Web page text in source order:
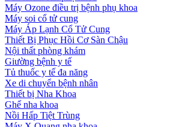
Máy Ozone điều trị bệnh phụ khoa
Máy soi cổ tử cung
Máy Áp Lạnh Cổ Tử Cung
Thiết Bị Phục Hồi Cơ Sàn Chậu
Nội thất phòng khám
Giường bệnh y tế
Tủ thuốc y tế đa năng
Xe di chuyển bệnh nhân
Thiết bị Nha Khoa
Ghế nha khoa
Nồi Hấp Tiệt Trùng